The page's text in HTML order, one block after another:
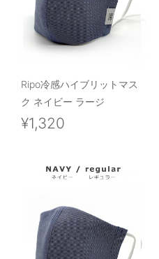
Ripo冷感ハイブリットマス
ク ネイビー ラージ
¥1,320